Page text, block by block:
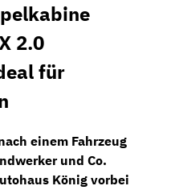
2.0
für
einem Fahrzeug
und Co.
König vorbei